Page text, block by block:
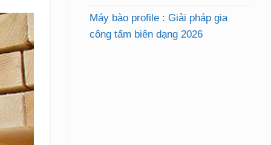
Máy bào profile : Giải pháp gia
công tấm biên dạng 2026